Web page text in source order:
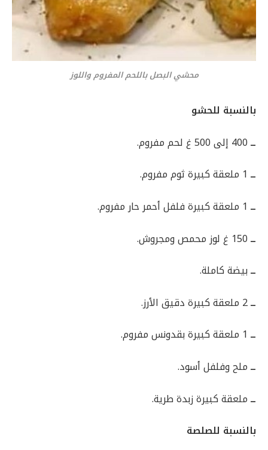
محشي البصل باللحم المفروم واللوز
بالنسبة للحشو
ــ400 إلى 500 غ لحم مفروم.
ــ 1 ملعقة كبيرة ثوم مفروم.
ــ 1 ملعقة كبيرة فلفل أحمر حار مفروم.
ــ150 غ لوز محمص ومجروش.
ــبيضة كاملة.
ــ2 ملعقة كبيرة دقيق الأرز.
ــ 1 ملعقة كبيرة بقدونس مفروم.
ــملح وفلفل أسود.
ــملعقة كبيرة زبدة طرية.
بالنسبة للصلصة